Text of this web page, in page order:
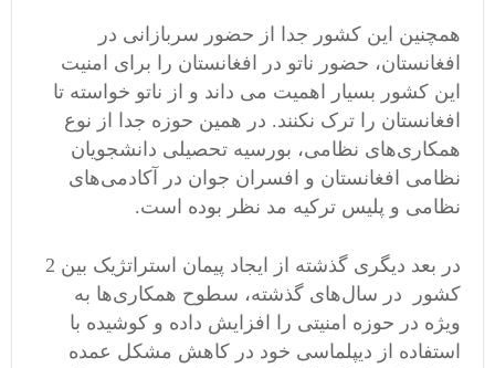
همچنین این کشور جدا از حضور سربازانی در
افغانستان، حضور ناتو در افغانستان را برای امنیت
این کشور بسیار اهمیت می داند و از ناتو خواسته تا
افغانستان را ترک نکنند. در همین حوزه جدا از نوع
همکاری‌های نظامی، بورسیه تحصیلی دانشجویان
نظامی افغانستان و افسران جوان در آکادمی‌های
نظامی و پلیس ترکیه مد نظر بوده است.
در بعد دیگری گذشته از ایجاد پیمان استراتژیک بین 2
کشور در سال‌های گذشته، سطوح همکاری‌ها به
ویژه در حوزه امنیتی را افزایش داده و کوشیده با
استفاده از دیپلماسی خود در کاهش مشکل عمده